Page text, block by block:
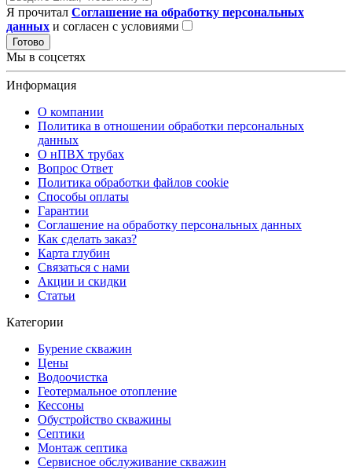
Я прочитал Соглашение на обработку персональных
данных и согласен с условиями
Готово
Мы в соцсетях
Информация
О компании
Политика в отношении обработки персональных
данных
О нПВХ трубах
Вопрос Ответ
Политика обработки файлов cookie
Способы оплаты
Гарантии
Соглашение на обработку персональных данных
Как сделать заказ?
Карта глубин
Связаться с нами
Акции и скидки
Статьи
Категории
Бурение скважин
Цены
Водоочистка
Геотермальное отопление
Кессоны
Обустройство скважины
Септики
Монтаж септика
Сервисное обслуживание скважин